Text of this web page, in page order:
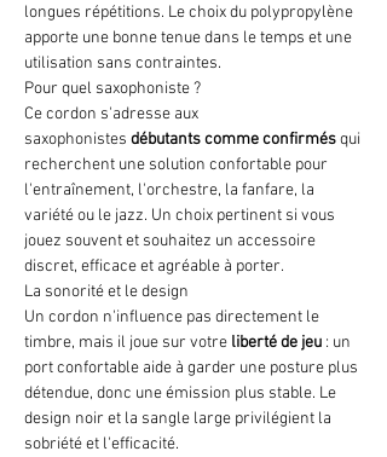
longues répétitions. Le choix du polypropylène
apporte une bonne tenue dans le temps et une
utilisation sans contraintes.
Pour quel saxophoniste ?
Ce cordon s'adresse aux
saxophonistes débutants comme confirmésqui
recherchent une solution confortable pour
l'entraînement, l'orchestre, la fanfare, la
variété ou le jazz. Un choix pertinent si vous
jouez souvent et souhaitez un accessoire
discret, efficace et agréable à porter.
La sonorité et le design
Un cordon n'influence pas directement le
timbre, mais il joue sur votre liberté de jeu : un
port confortable aide à garder une posture plus
détendue, donc une émission plus stable. Le
design noir et la sangle large privilégient la
sobriété et l'efficacité.